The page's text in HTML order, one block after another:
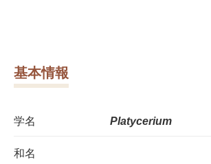
基本情報
学名 Platycerium
和名